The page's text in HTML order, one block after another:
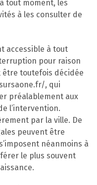
tout moment, les
à les consulter de
accessible à tout
pour raison
toutefois décidée
, qui
préalablement aux
l’intervention.
par la ville. De
peuvent être
néanmoins à
le plus souvent